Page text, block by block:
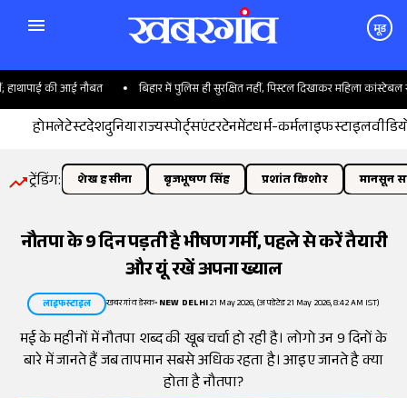
मूड
की आई नौबत बिहार में पुलिस ही सुरक्षित नहीं, पिस्टल दिखाकर महिला कांस्टेबल से
होमलेटेस्टदेशदुनियाराज्यस्पोर्ट्सएंटरटेनमेंटधर्म-कर्मलाइफस्टाइल
ट्रेंडिंग: शेख हसीना बृजभूषण सिंह प्रशांत किशोर मानसून
नौतपा के 9 दिन पड़ती है भीषण गर्मी, पहले से करें तैयारी
और यूं रखें अपना ख्याल
लाइफस्टाइल खबरगांव डेस्क•NEW DELHI21 May 2026, (अपडेटेड 21 May 2026, 8:42 AM IST)
मई के महीनों में नौतपा शब्द की खूब चर्चा हो रही है। लोगो उन 9 दिनों के
बारे में जानते हैं जब तापमान सबसे अधिक रहता है। आइए जानते है क्या
होता है नौतपा?